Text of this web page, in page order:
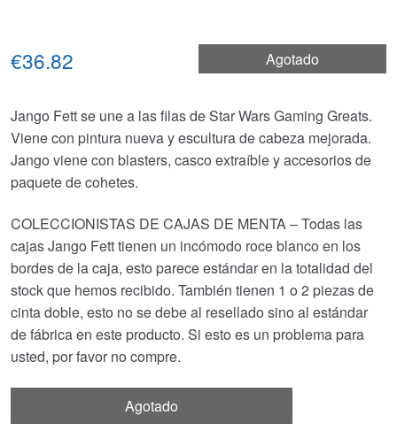
Agotado
€36.82
Jango Fett se une a las filas de Star Wars Gaming Greats.
Viene con pintura nueva y escultura de cabeza mejorada.
Jango viene con blasters, casco extraíble y accesorios de
paquete de cohetes.
COLECCIONISTAS DE CAJAS DE MENTA – Todas las
cajas Jango Fett tienen un incómodo roce blanco en los
bordes de la caja, esto parece estándar en la totalidad del
stock que hemos recibido. También tienen 1 o 2 piezas de
cinta doble, esto no se debe al resellado sino al estándar
de fábrica en este producto. Si esto es un problema para
usted, por favor no compre.
Agotado